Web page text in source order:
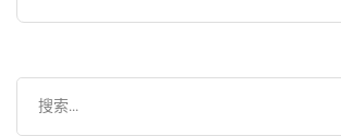
搜索...